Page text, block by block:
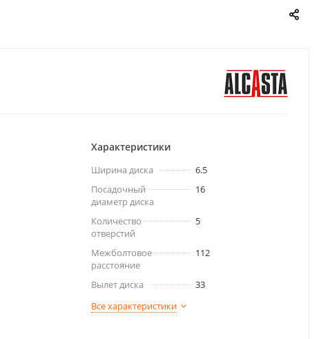
Характеристики
Ширина диска
6.5
Посадочный
диаметр диска
16
Количество
отверстий
5
Межболтовое
расстояние
112
Вылет диска
33
Все характеристики